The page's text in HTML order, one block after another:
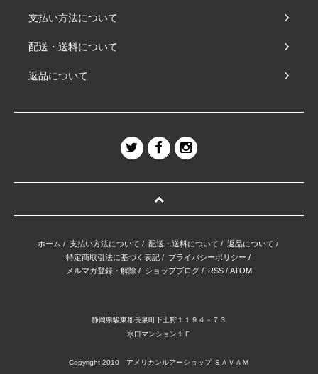
支払い方法について
配送・送料について
返品について
ホーム / 支払い方法について / 配送・送料について / 返品について /
特定商取引法に基づく表記/ プライバシーポリシー /
メルマガ登録・解除 / ショップブログ / RSS / ATOM
静岡県駿東郡長泉町下土狩１１９４－７３
水口マンション１Ｆ
Copyright 2010 アメリカンルアーショップ ＳＡＶＡＭ